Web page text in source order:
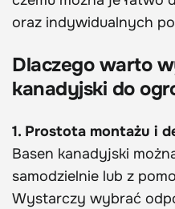
oraz indywidualnych
Dlaczego warto
kanadyjski do
1. Prostota montażu i
Basen kanadyjski
samodzielnie lub z
Wystarczy wybrać